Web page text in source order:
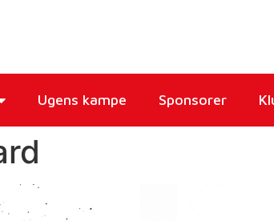
Ugens kampe Sponsorer